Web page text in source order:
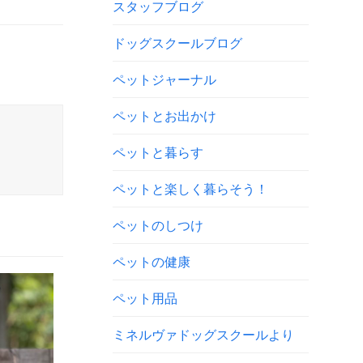
スタッフブログ
ドッグスクールブログ
ペットジャーナル
ペットとお出かけ
ペットと暮らす
ペットと楽しく暮らそう！
ペットのしつけ
ペットの健康
ペット用品
ミネルヴァドッグスクールより